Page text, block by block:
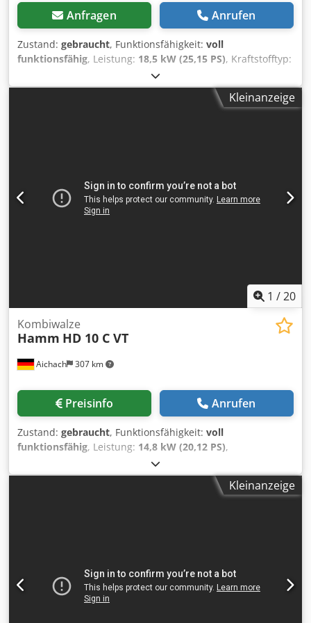
Anfragen Anrufen
Zustand: gebraucht, Funktionsfähigkeit: voll
funktionsfähig, Leistung: 18,5 kW (25,15 PS), Kraftstofftyp:
3.000 kg
Betriebsgewicht:2.500 kg, Baujahr:2001, HAMM HD 10 K
Kleinanzeige
1 /20
Aichach 307 km
Kombiwalze
Hamm HD 10 C VT
Preisinfo Anrufen
Zustand: gebraucht, Funktionsfähigkeit: voll
funktionsfähig, Leistung: 14,8 kW (20,12 PS),
, Leergewicht:
2013, Betriebsstunden:4.800 h, HAMM HD 10 C VT
Kombiwalze Baujahr 2013 4800 h 14,8 KW Kubota Motor
Kleinanzeige